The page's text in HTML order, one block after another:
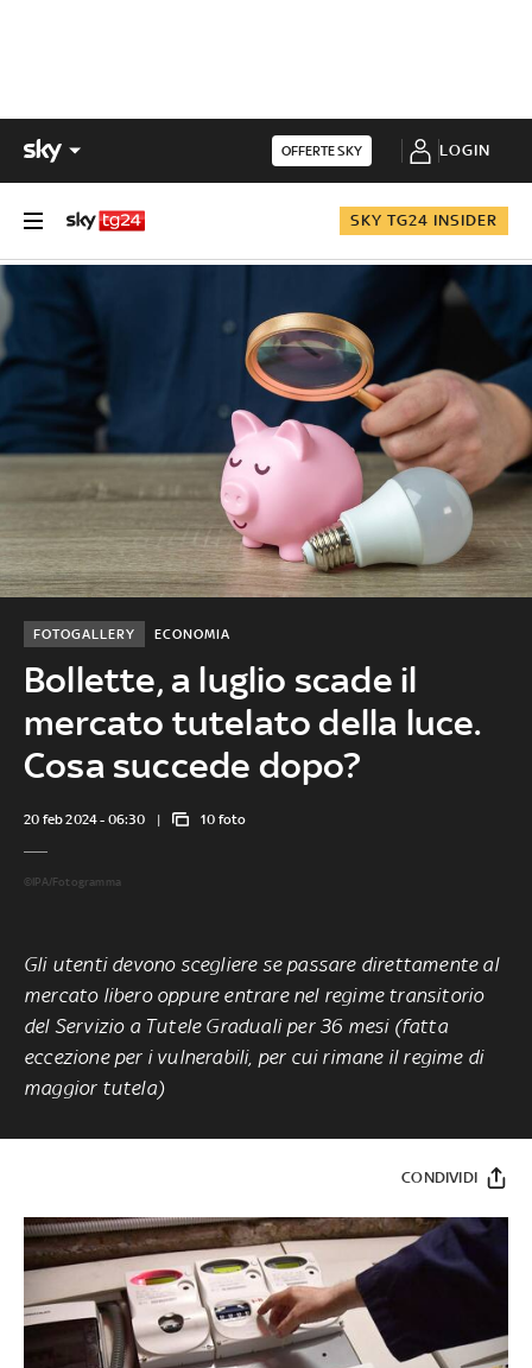
OFFERTE SKY LOGIN
SKY TG24 INSIDER
Bollette, a luglio scade il
mercato tutelato della luce.
Cosa succede dopo?
ECONOMIA
FOTOGALLERY
20 feb 2024 - 06:30 10 foto
©IPA/Fotogramma
Gli utenti devono scegliere se passare direttamente al
mercato libero oppure entrare nel regime transitorio
del Servizio a Tutele Graduali per 36 mesi (fatta
eccezione per i vulnerabili, per cui rimane il regime di
maggior tutela)
CONDIVIDI